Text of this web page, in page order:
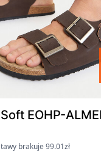
Soft EOHP-
brakuje 99.01zł